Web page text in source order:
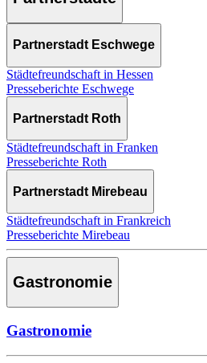
Partnerstadt Eschwege
Städtefreundschaft in Hessen
Presseberichte Eschwege
Partnerstadt Roth
Städtefreundschaft in Franken
Presseberichte Roth
Partnerstadt Mirebeau
Städtefreundschaft in Frankreich
Presseberichte Mirebeau
Gastronomie
Gastronomie